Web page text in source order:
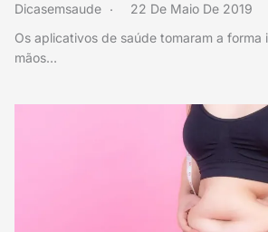
Dicasemsaude
22 De Maio De 2019
Os aplicativos de saúde tomaram a forma
mãos…